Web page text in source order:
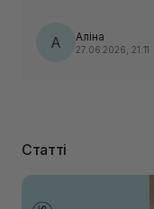
А Аліна
27.06.2026, 21:11
Статті